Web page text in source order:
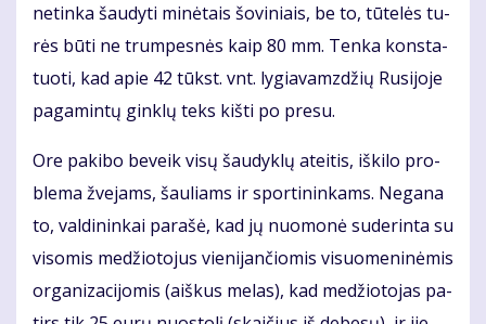
ne­tin­ka šau­dy­ti mi­nė­tais šo­vi­niais, be to, tū­te­lės tu­
rės bū­ti ne trum­pes­nės kaip 80 mm. Ten­ka kon­sta­
tuo­ti, kad apie 42 tūkst. vnt. ly­gia­vamz­džių Ru­si­jo­je
pa­ga­min­tų gin­klų teks kiš­ti po pre­su.
Ore pa­ki­bo be­veik vi­sų šau­dyk­lų at­ei­tis, iš­ki­lo pro­
ble­ma žve­jams, šau­liams ir spor­ti­nin­kams. Ne­ga­na
to, val­di­nin­kai pa­ra­šė, kad jų nuo­mo­nė su­de­rin­ta su
vi­so­mis me­džio­to­jus vie­ni­jan­čio­mis vi­suo­me­ni­nė­mis
or­ga­ni­za­ci­jo­mis (aiš­kus me­las), kad me­džio­to­jas pa­